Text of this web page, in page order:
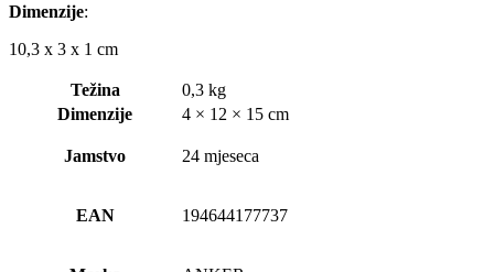
Dimenzije:
10,3 x 3 x 1 cm
Težina
0,3 kg
Dimenzije
4 × 12 × 15 cm
Jamstvo 24 mjeseca
EAN 194644177737